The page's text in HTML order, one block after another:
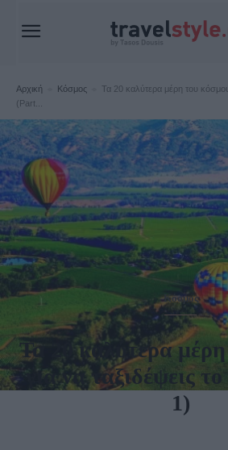
Αρχική Κόσμος
Τα 20 καλύτερα μέρη του
(Part...
Κόσμος
Τα 20 καλύτερα μέρη
για να ταξιδέψεις
1)